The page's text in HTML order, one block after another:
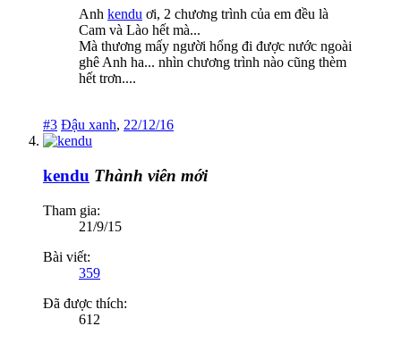
Anh kendu ơi, 2 chương trình của em đều là
Cam và Lào hết mà...
Mà thương mấy người hổng đi được nước ngoài
ghê Anh ha... nhìn chương trình nào cũng thèm
hết trơn....
#3 Đậu xanh, 22/12/16
kendu Thành viên mới
Tham gia:
21/9/15
Bài viết:
359
Đã được thích:
612